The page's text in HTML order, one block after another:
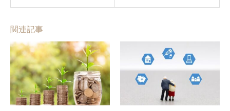
関連記事